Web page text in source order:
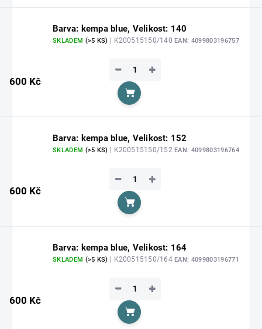
Barva: kempa blue, Velikost: 140
SKLADEM (>5 KS) | K200515150/140EAN: 4099803196757
600 Kč
+
−
Do košíku
Barva: kempa blue, Velikost: 152
SKLADEM (>5 KS) | K200515150/152EAN: 4099803196764
600 Kč
+
−
Do košíku
Barva: kempa blue, Velikost: 164
SKLADEM (>5 KS) | K200515150/164EAN: 4099803196771
600 Kč
+
−
Do košíku